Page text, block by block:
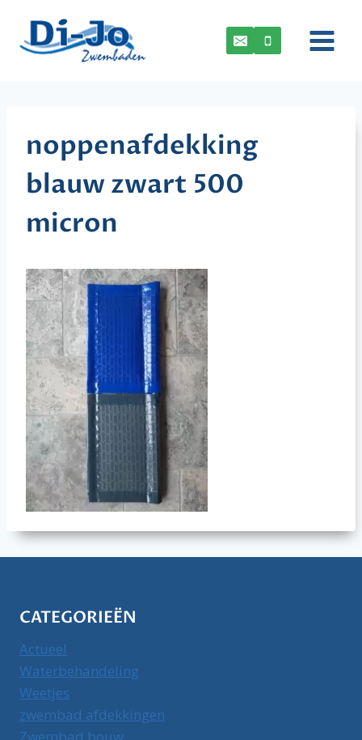
inhoud
noppenafdekking
blauw zwart 500
micron
CATEGORIEËN
Actueel
Waterbehandeling
Weetjes
zwembad afdekkingen